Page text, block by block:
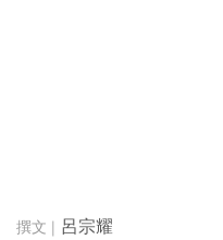
呂宗耀